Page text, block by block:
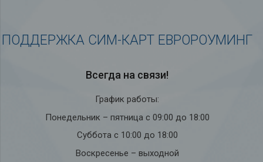
ПОДДЕРЖКА СИМ-КАРТ ЕВРОРОУМИНГ
Всегда на связи!
График работы:
Понедельник – пятница с 09:00 до 18:00
Суббота с 10:00 до 18:00
Воскресенье – выходной